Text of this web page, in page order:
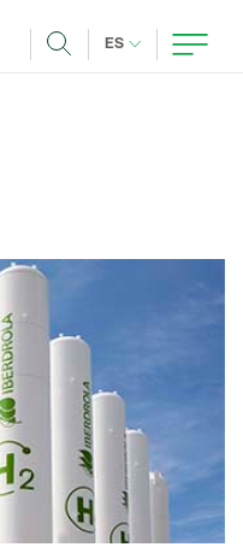
ES IDIOMA